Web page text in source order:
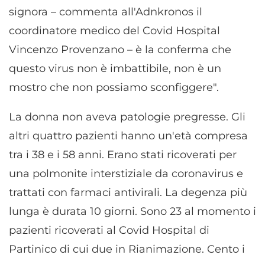
signora – commenta all'Adnkronos il
coordinatore medico del Covid Hospital
Vincenzo Provenzano – è la conferma che
questo virus non è imbattibile, non è un
mostro che non possiamo sconfiggere".
La donna non aveva patologie pregresse. Gli
altri quattro pazienti hanno un'età compresa
tra i 38 e i 58 anni. Erano stati ricoverati per
una polmonite interstiziale da coronavirus e
trattati con farmaci antivirali. La degenza più
lunga è durata 10 giorni. Sono 23 al momento i
pazienti ricoverati al Covid Hospital di
Partinico di cui due in Rianimazione. Cento i